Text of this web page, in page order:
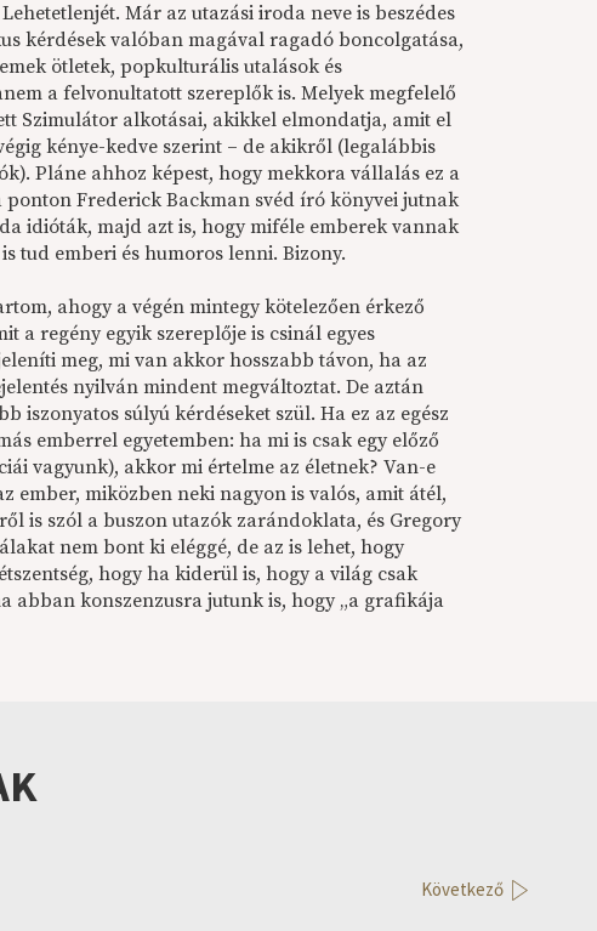
Már az utazási iroda neve is beszédes
kérdések valóban magával ragadó boncolgatása,
ötletek, popkulturális utalások és
a felvonultatott szereplők is. Melyek megfelelő
Szimulátor alkotásai, akikkel elmondatja, amit el
kénye-kedve szerint – de akikről (legalábbis
Pláne ahhoz képest, hogy mekkora vállalás ez a
ponton Frederick Backman svéd író könyvei jutnak
idióták, majd azt is, hogy miféle emberek vannak
tud emberi és humoros lenni. Bizony.
ahogy a végén mintegy kötelezően érkező
a regény egyik szereplője is csinál egyes
meg, mi van akkor hosszabb távon, ha az
nyilván mindent megváltoztat. De aztán
iszonyatos súlyú kérdéseket szül. Ha ez az egész
emberrel egyetemben: ha mi is csak egy előző
vagyunk), akkor mi értelme az életnek? Van-e
ember, miközben neki nagyon is valós, amit átél,
is szól a buszon utazók zarándoklata, és Gregory
nem bont ki eléggé, de az is lehet, hogy
hogy ha kiderül is, hogy a világ csak
abban konszenzusra jutunk is, hogy „a grafikája
Következő